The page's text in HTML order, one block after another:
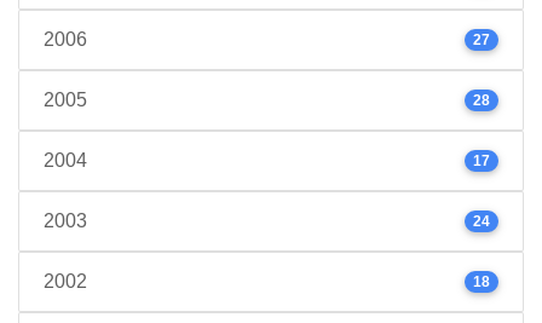
2006 27
2005 28
2004 17
2003 24
2002 18